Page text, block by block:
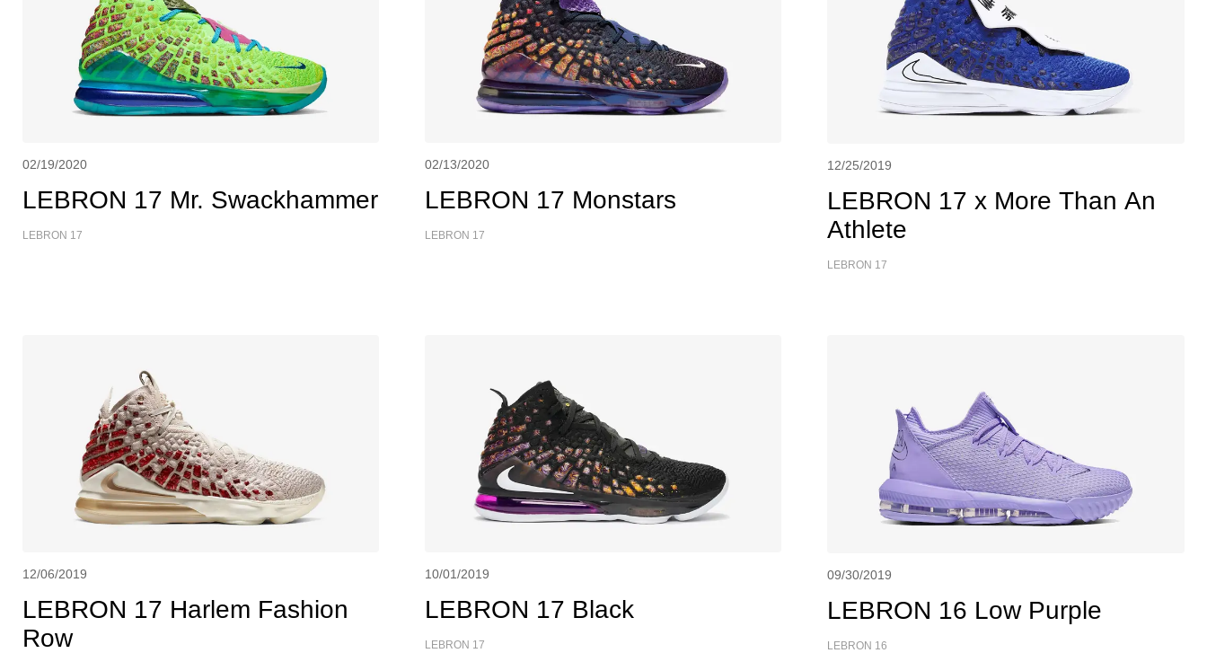
02/19/2020
LEBRON 17 Mr. Swackhammer
LEBRON 17
02/13/2020
LEBRON 17 Monstars
LEBRON 17
12/25/2019
LEBRON 17 x More Than An
Athlete
LEBRON 17
12/06/2019
LEBRON 17 Harlem Fashion
Row
10/01/2019
LEBRON 17 Black
LEBRON 17
09/30/2019
LEBRON 16 Low Purple
LEBRON 16